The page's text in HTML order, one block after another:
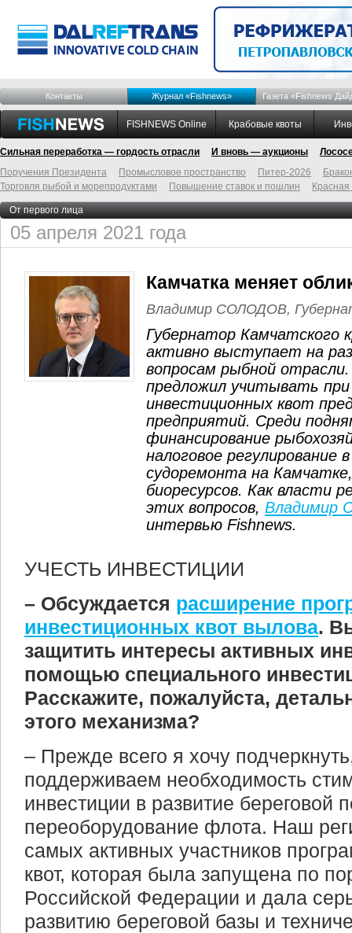
Контакты Журнал «Fishnews» Газета «Fishnews
FISHNEWS Online Крабовые квоты
Сильная переработка — гордость отрасли И вновь — аукционы
Поручения Президента
Промысловое пространство Питер-2026
Торговля рыбой и морепродуктами
Повышение ставок и пошлин
От первого лица
05 апреля 2021 года
Камчатка меняет
Владимир СОЛОДОВ,
Губернатор Камчатского
активно выступает на
вопросам рыбной отрасли.
предложил учитывать
инвестиционных квот
предприятий. Среди
финансирование
налоговое регулирование
судоремонта на
биоресурсов. Как власти
этих вопросов, Владимир
интервью Fishnews.
УЧЕСТЬ ИНВЕСТИЦИИ
– Обсуждается расширение
инвестиционных квот вылова.
защитить интересы активных
помощью специального
Расскажите, пожалуйста,
этого механизма?
– Прежде всего я хочу
поддерживаем необходимость
инвестиции в развитие береговой
переоборудование флота. Наш
самых активных участников
квот, которая была запущена по
Российской Федерации и дала
развитию береговой базы и